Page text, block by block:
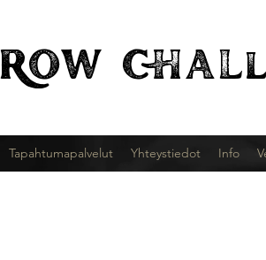
Tapahtumapalvelut Yhteystiedot Info